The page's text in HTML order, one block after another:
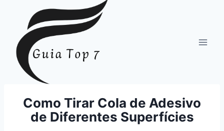
Conteúdo
Como Tirar Cola de Adesivo
de Diferentes Superfícies